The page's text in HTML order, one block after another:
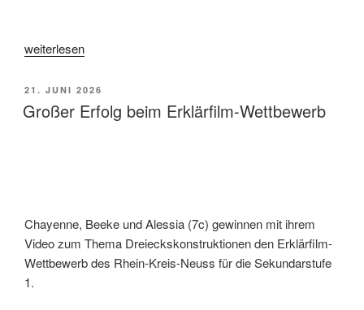
„Wer
mehr
Hummeln
weiterlesen
VERÖFFENTLICHT
AM
21. JUNI 2026
Großer Erfolg beim Erklärfilm-Wettbewerb
Chayenne, Beeke und Alessia (7c) gewinnen mit ihrem
Video zum Thema Dreieckskonstruktionen den Erklärfilm-
Wettbewerb des Rhein-Kreis-Neuss für die Sekundarstufe
1.